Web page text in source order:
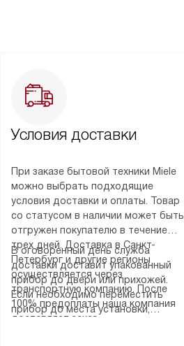
Условия доставки
При заказе бытовой техники Miele
можно выбрать подходящие
условия доставки и оплаты. Товар
со статусом в наличии может быть
отгружен покупателю в течение
трех дней. Доставка в Санкт-
Петербург и другие регионы
осуществляется через
транспортную компанию. После
100% предоплаты наша компания
доставляет заказ
В оговоренный день служба
доставки доставит упакованный
прибор до двери или прихожей.
Если необходимо переместить
прибор до места установки,